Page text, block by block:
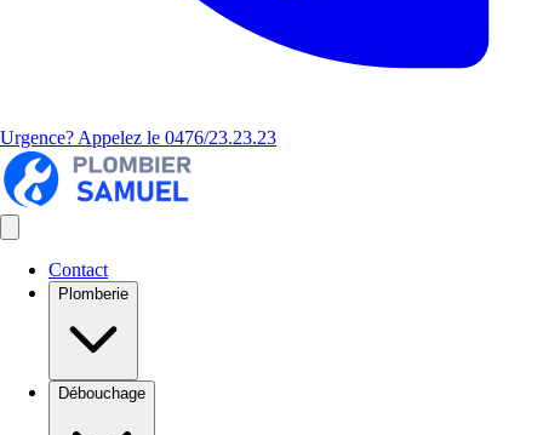
Urgence? Appelez le 0476/23.23.23
Contact
Plomberie
Débouchage